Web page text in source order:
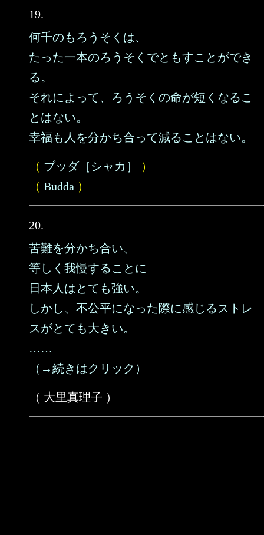
19.
何千のもろうそくは、
たった一本のろうそくでともすことができ
る。
それによって、ろうそくの命が短くなるこ
とはない。
幸福も人を分かち合って減ることはない。
（ ブッダ［シャカ］
）
（ Budda ）
20.
苦難を分かち合い、
等しく我慢することに
日本人はとても強い。
しかし、不公平になった際に感じるストレ
スがとても大きい。
……
（→続きはクリック）
（ 大里真理子 ）